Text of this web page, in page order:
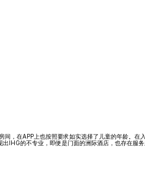
间，在APP上也按照要求如实选择了儿童的年龄。
IHG的不专业，即便是门面的洲际酒店，也存在